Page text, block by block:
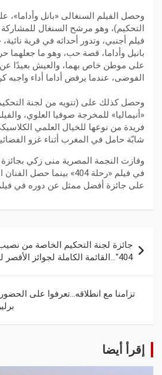
وحصل الفيلم السنغالى «بانل وأداما»،
التحكيم)، وهو مرشح السنغال
فيلم أجنبي، ‏وتدور أحداثه في قرية
بانيل وأداما، قصة حب، وهو ما
على موطن خاص بهما، والعيش بعيدًا عن
الفوضى، عندما يرفض أداما أداء
وحصل كذلك على (تنويه من لجنة
«أنيماليا» للمخرجة صوفيا العلوي،
فريدة من نوعها للخيال العلمي
شابّة حامل في المغرب أثناء غزو
وفازت النجمة المصرية منى زكي
في فيلم «رحلة 404» بينما
على جائزة أفضل ممثل عن دوره في فيلم
جائزة لجنة التحكيم الخاصة من نصيب
404″…القائمة الكاملة لجوائز الأقصر للسينما الأفريقية
تزامنا مع انطلاقه…تعرفوا على
إقرأ أيضا